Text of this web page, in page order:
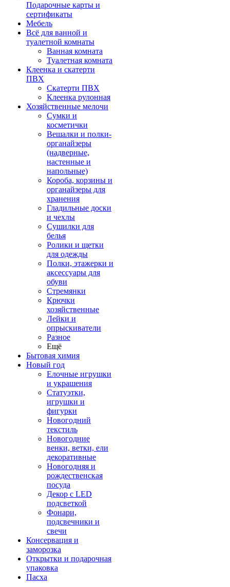
Подарочные карты и
сертификаты
Мебель
Всё для ванной и
туалетной комнаты
Ванная комната
Туалетная комната
Клеенка и скатерти
ПВХ
Скатерти ПВХ
Клеенка рулонная
Хозяйственные мелочи
Сумки и
косметички
Вешалки и полки-
органайзеры
(надверные,
настенные и
напольные)
Короба, корзины и
органайзеры для
хранения
Гладильные доски
и чехлы
Сушилки для
белья
Ролики и щетки
для одежды
Полки, этажерки и
аксессуары для
обуви
Стремянки
Крючки
хозяйственные
Лейки и
опрыскиватели
Разное
Ещё
Бытовая химия
Новый год
Елочные игрушки
и украшения
Статуэтки,
игрушки и
фигурки
Новогодний
текстиль
Новогодние
венки, ветки, ели
декоративные
Новогодняя и
рождественская
посуда
Декор с LED
подсветкой
Фонари,
подсвечники и
свечи
Консервация и
заморозка
Открытки и подарочная
упаковка
Пасха